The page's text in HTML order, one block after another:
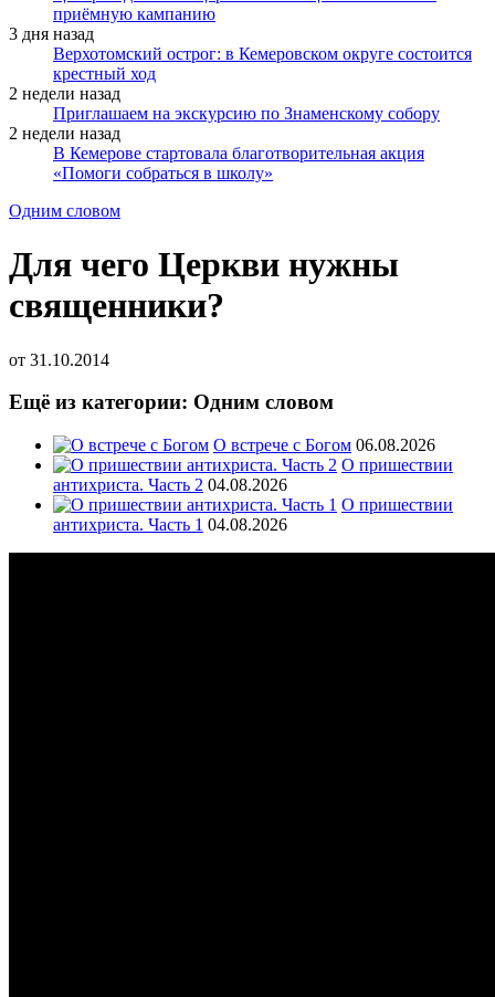
приёмную кампанию
3 дня назад
Верхотомский острог: в Кемеровском округе состоится
крестный ход
2 недели назад
Приглашаем на экскурсию по Знаменскому собору
2 недели назад
В Кемерове стартовала благотворительная акция
«Помоги собраться в школу»
Одним словом
Для чего Церкви нужны
священники?
от 31.10.2014
Ещё из категории: Одним словом
О встрече с Богом 06.08.2026
О пришествии
антихриста. Часть 2 04.08.2026
О пришествии
антихриста. Часть 1 04.08.2026